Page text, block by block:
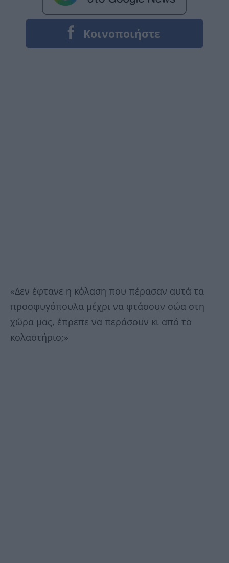
«Δεν έφτανε η κόλαση που πέρασαν αυτά τα
προσφυγόπουλα μέχρι να φτάσουν σώα στη
χώρα μας, έπρεπε να περάσουν κι από το
κολαστήριο;»